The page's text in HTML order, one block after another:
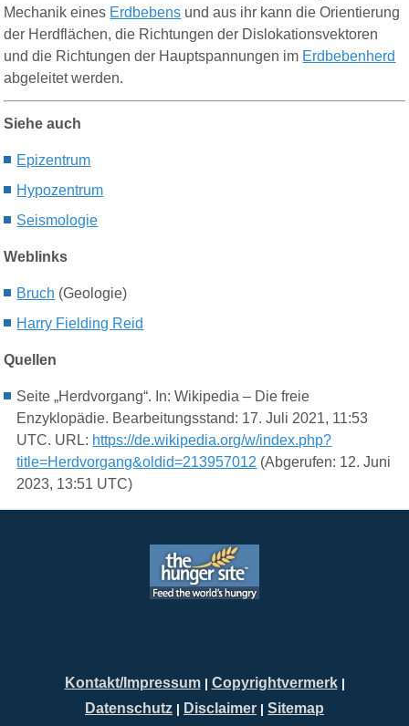
Mechanik eines Erdbebens und aus ihr kann die Orientierung
der Herdflächen, die Richtungen der Dislokationsvektoren
und die Richtungen der Hauptspannungen im Erdbebenherd
abgeleitet werden.
Siehe auch
Epizentrum
Hypozentrum
Seismologie
Weblinks
Bruch (Geologie)
Harry Fielding Reid
Quellen
Seite „Herdvorgang“. In: Wikipedia – Die freie
Enzyklopädie. Bearbeitungsstand: 17. Juli 2021, 11:53
UTC. URL: https://de.wikipedia.org/w/index.php?
title=Herdvorgang&oldid=213957012 (Abgerufen: 12. Juni
2023, 13:51 UTC)
Kontakt/Impressum| Copyrightvermerk|
Datenschutz | Disclaimer | Sitemap